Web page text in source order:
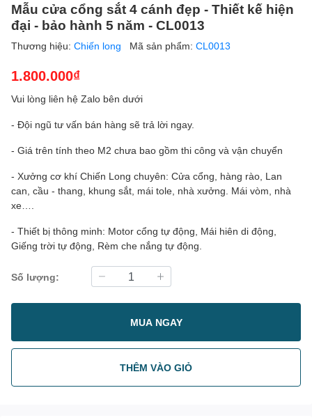
Mẫu cửa cổng sắt 4 cánh đẹp - Thiết kế hiện
đại - bảo hành 5 năm - CL0013
Thương hiệu: Chiến long Mã sản phẩm: CL0013
1.800.000₫
Vui lòng liên hệ Zalo bên dưới
- Đội ngũ tư vấn bán hàng sẽ trả lời ngay.
- Giá trên tính theo M2 chưa bao gồm thi công và vận chuyển
- Xưởng cơ khí Chiến Long chuyên: Cửa cổng, hàng rào, Lan
can, cầu - thang, khung sắt, mái tole, nhà xưởng. Mái vòm, nhà
xe….
- Thiết bị thông minh: Motor cổng tự động, Mái hiên di động,
Giếng trời tự động, Rèm che nắng tự động.
Số lượng:
MUA NGAY
THÊM VÀO GIỎ